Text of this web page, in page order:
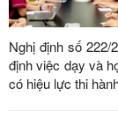
Nghị định số 222/
định việc dạy và
có hiệu lực thi